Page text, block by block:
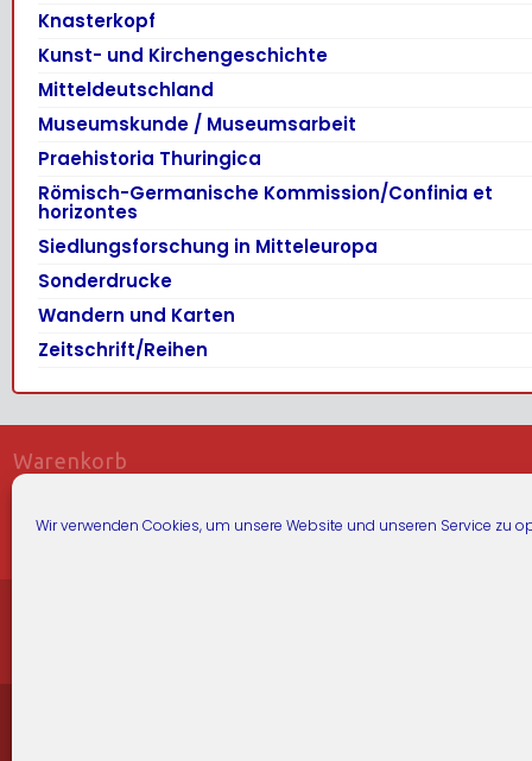
Wir verwenden Cookies, um unsere Website und unseren Service zu
Knasterkopf
Kunst- und Kirchengeschichte
Mitteldeutschland
Museumskunde / Museumsarbeit
Praehistoria Thuringica
Römisch-Germanische Kommission/Confinia et
horizontes
Siedlungsforschung in Mitteleuropa
Sonderdrucke
Wandern und Karten
Zeitschrift/Reihen
Warenkorb